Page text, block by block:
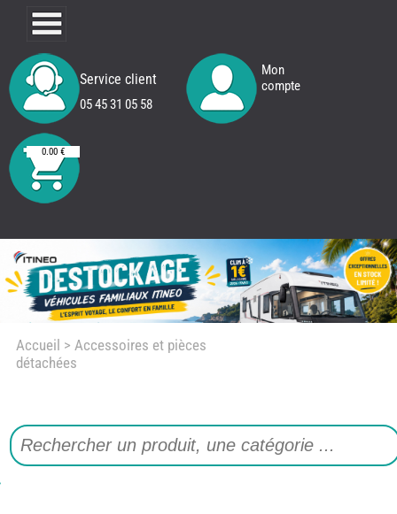
Service client
05 45 31 05 58
Mon
compte
0.00 €
Accueil > Accessoires et pièces
détachées